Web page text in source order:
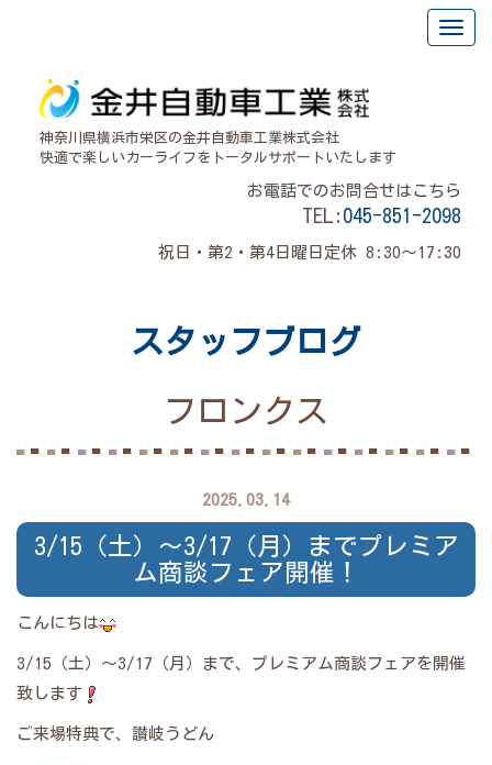
神奈川県横浜市栄区の金井自動車工業株式会社
快適で楽しいカーライフをトータルサポートいたします
お電話でのお問合せはこちら
TEL: 045-851-2098
祝日・第2・第4日曜日定休 8:30～17:30
スタッフブログ
フロンクス
2025.03.14
3/15（土）～3/17（月）までプレミア
ム商談フェア開催！
こんにちは
3/15（土）～3/17（月）まで、プレミアム商談フェアを開催
致します
ご来場特典で、讃岐うどん